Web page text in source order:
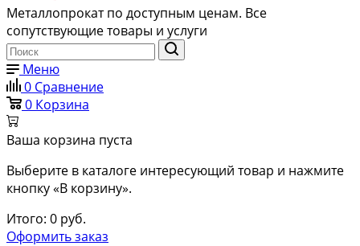
Металлопрокат по доступным ценам. Все
сопутствующие товары и услуги
Меню
0 Сравнение
0 Корзина
Ваша корзина пуста
Выберите в каталоге интересующий товар и нажмите
кнопку «В корзину».
Итого: 0 руб.
Оформить заказ